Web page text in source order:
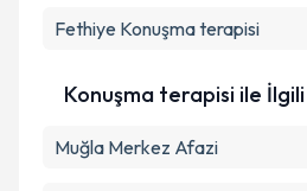
Fethiye Konuşma terapisi
Konuşma terapisi ile
Muğla Merkez Afazi